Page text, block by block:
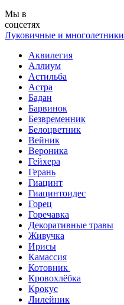
Мы в
соцсетях
Луковичные и многолетники
Аквилегия
Аллиум
Астильба
Астра
Бадан
Барвинок
Безвременник
Белоцветник
Вейник
Вероника
Гейхера
Герань
Гиацинт
Гиацинтоидес
Горец
Горечавка
Декоративные травы
Живучка
Ирисы
Камассия
Котовник
Кровохлёбка
Крокус
Лилейник